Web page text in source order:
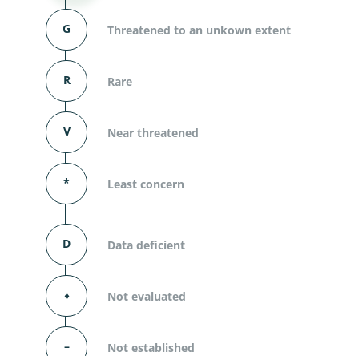
G Threatened to an unkown extent
R Rare
V Near threatened
* Least concern
D Data deficient
⬧ Not evaluated
– Not established